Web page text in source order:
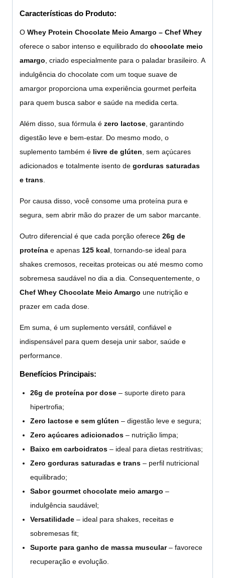
Características do Produto:
O Whey Protein Chocolate Meio Amargo – Chef Whey
oferece o sabor intenso e equilibrado do chocolate meio
amargo , criado especialmente para o paladar brasileiro. A
indulgência do chocolate com um toque suave de
amargor proporciona uma experiência gourmet perfeita
para quem busca sabor e saúde na medida certa.
Além disso, sua fórmula é zero lactose , garantindo
digestão leve e bem-estar. Do mesmo modo, o
suplemento também é livre de glúten , sem açúcares
adicionados e totalmente isento de gorduras saturadas
e trans
Por causa disso, você consome uma proteína pura e
segura, sem abrir mão do prazer de um sabor marcante.
Outro diferencial é que cada porção oferece 26g de
proteína e apenas 125 kcal , tornando-se ideal para
shakes cremosos, receitas proteicas ou até mesmo como
sobremesa saudável no dia a dia. Consequentemente, o
Chef Whey Chocolate Meio Amargo une nutrição e
prazer em cada dose.
Em suma, é um suplemento versátil, confiável e
indispensável para quem deseja unir sabor, saúde e
performance.
Benefícios Principais:
26g de proteína por dose – suporte direto para
hipertrofia;
Zero lactose e sem glúten – digestão leve e segura;
Zero açúcares adicionados – nutrição limpa;
Baixo em carboidratos – ideal para dietas restritivas;
Zero gorduras saturadas e trans – perfil nutricional
equilibrado;
Sabor gourmet chocolate meio amargo –
indulgência saudável;
Versatilidade – ideal para shakes, receitas e
sobremesas fit;
Suporte para ganho de massa muscular– favorece
recuperação e evolução.